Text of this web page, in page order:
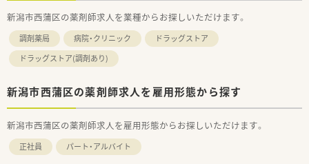
新潟市西蒲区の薬剤師求人を業種からお探しいただけます。
調剤薬局 病院・クリニック
ドラッグストア
ドラッグストア(調剤あり)
新潟市西蒲区の薬剤師求人を雇用形態から探す
新潟市西蒲区の薬剤師求人を雇用形態からお探しいただけます。
正社員 パート・アルバイト